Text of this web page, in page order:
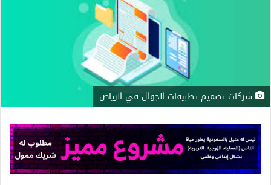
شركات تصميم تطبيقات الجوال في الرياض